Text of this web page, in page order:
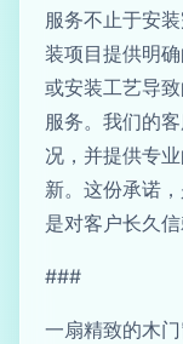
服务不止于安
装项目提供明
或安装工艺导
服务。我们的
况，并提供专
新。这份承诺
是对客户长久信
###
一扇精致的木